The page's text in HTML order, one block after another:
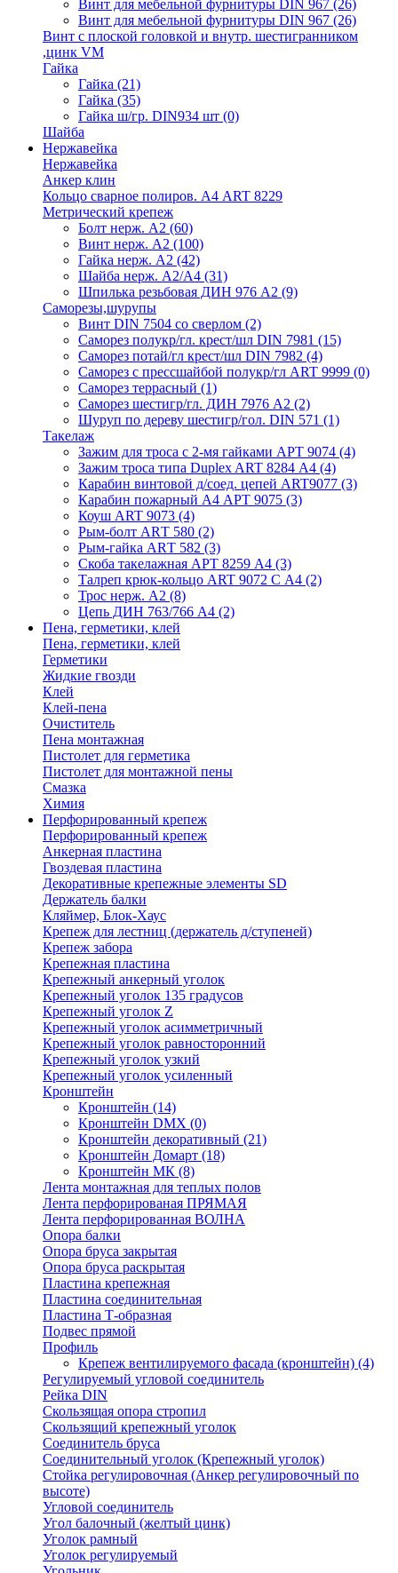
Винт для мебельной фурнитуры DIN 967 (26)
Винт для мебельной фурнитуры DIN 967 (26)
Винт с плоской головкой и внутр. шестигранником
,цинк VM
Гайка
Гайка (21)
Гайка (35)
Гайка ш/гр. DIN934 шт (0)
Шайба
Нержавейка
Нержавейка
Анкер клин
Кольцо сварное полиров. А4 ART 8229
Метрический крепеж
Болт нерж. А2 (60)
Винт нерж. А2 (100)
Гайка нерж. А2 (42)
Шайба нерж. А2/А4 (31)
Шпилька резьбовая ДИН 976 А2 (9)
Саморезы,шурупы
Винт DIN 7504 со сверлом (2)
Саморез полукр/гл. крест/шл DIN 7981 (15)
Саморез потай/гл крест/шл DIN 7982 (4)
Саморез с прессшайбой полукр/гл ART 9999 (0)
Саморез террасный (1)
Саморез шестигр/гл. ДИН 7976 А2 (2)
Шуруп по дереву шестигр/гол. DIN 571 (1)
Такелаж
Зажим для троса с 2-мя гайками АРТ 9074 (4)
Зажим троса типа Duplex ART 8284 А4 (4)
Карабин винтовой д/соед. цепей ART9077 (3)
Карабин пожарный А4 АРТ 9075 (3)
Коуш ART 9073 (4)
Рым-болт АRТ 580 (2)
Рым-гайка АRТ 582 (3)
Скоба такелажная АРТ 8259 А4 (3)
Талреп крюк-кольцо ART 9072 С A4 (2)
Трос нерж. А2 (8)
Цепь ДИН 763/766 А4 (2)
Пена, герметики, клей
Пена, герметики, клей
Герметики
Жидкие гвозди
Клей
Клей-пена
Очиститель
Пена монтажная
Пистолет для герметика
Пистолет для монтажной пены
Смазка
Химия
Перфорированный крепеж
Перфорированный крепеж
Анкерная пластина
Гвоздевая пластина
Декоративные крепежные элементы SD
Держатель балки
Кляймер, Блок-Хаус
Крепеж для лестниц (держатель д/ступеней)
Крепеж забора
Крепежная пластина
Крепежный анкерный уголок
Крепежный уголок 135 градусов
Крепежный уголок Z
Крепежный уголок асимметричный
Крепежный уголок равносторонний
Крепежный уголок узкий
Крепежный уголок усиленный
Кронштейн
Кронштейн (14)
Кронштейн DMX (0)
Кронштейн декоративный (21)
Кронштейн Домарт (18)
Кронштейн МК (8)
Лента монтажная для теплых полов
Лента перфорированая ПРЯМАЯ
Лента перфорированная ВОЛНА
Опора балки
Опора бруса закрытая
Опора бруса раскрытая
Пластина крепежная
Пластина соединительная
Пластина Т-образная
Подвес прямой
Профиль
Крепеж вентилируемого фасада (кронштейн) (4)
Регулируемый угловой соединитель
Рейка DIN
Скользящая опора стропил
Скользящий крепежный уголок
Соединитель бруса
Соединительный уголок (Крепежный уголок)
Стойка регулировочная (Анкер регулировочный по
высоте)
Угловой соединитель
Угол балочный (желтый цинк)
Уголок рамный
Уголок регулируемый